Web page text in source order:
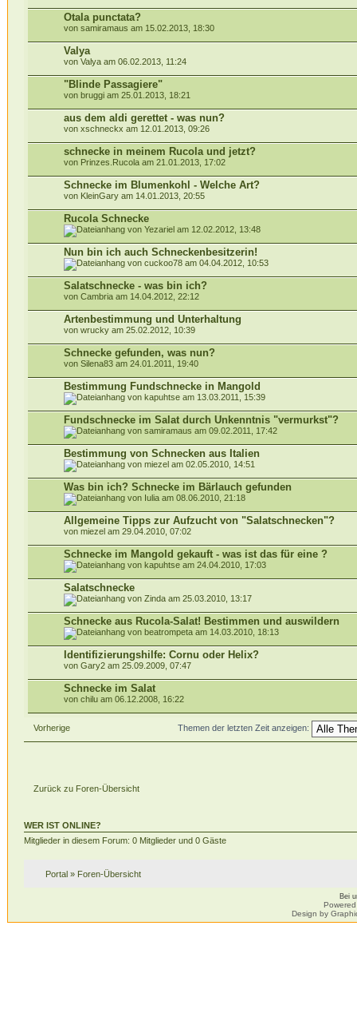
Otala punctata?
von samiramaus am 15.02.2013, 18:30
Valya
von Valya am 06.02.2013, 11:24
"Blinde Passagiere"
von bruggi am 25.01.2013, 18:21
aus dem aldi gerettet - was nun?
von xschneckx am 12.01.2013, 09:26
schnecke in meinem Rucola und jetzt?
von Prinzes.Rucola am 21.01.2013, 17:02
Schnecke im Blumenkohl - Welche Art?
von KleinGary am 14.01.2013, 20:55
Rucola Schnecke
von Yezariel am 12.02.2012, 13:48
Nun bin ich auch Schneckenbesitzerin!
von cuckoo78 am 04.04.2012, 10:53
Salatschnecke - was bin ich?
von Cambria am 14.04.2012, 22:12
Artenbestimmung und Unterhaltung
von wrucky am 25.02.2012, 10:39
Schnecke gefunden, was nun?
von Silena83 am 24.01.2011, 19:40
Bestimmung Fundschnecke in Mangold
von kapuhtse am 13.03.2011, 15:39
Fundschnecke im Salat durch Unkenntnis "vermurkst"?
von samiramaus am 09.02.2011, 17:42
Bestimmung von Schnecken aus Italien
von miezel am 02.05.2010, 14:51
Was bin ich? Schnecke im Bärlauch gefunden
von Iulia am 08.06.2010, 21:18
Allgemeine Tipps zur Aufzucht von "Salatschnecken"?
von miezel am 29.04.2010, 07:02
Schnecke im Mangold gekauft - was ist das für eine ?
von kapuhtse am 24.04.2010, 17:03
Salatschnecke
von Zinda am 25.03.2010, 13:17
Schnecke aus Rucola-Salat! Bestimmen und auswildern
von beatrompeta am 14.03.2010, 18:13
Identifizierungshilfe: Cornu oder Helix?
von Gary2 am 25.09.2009, 07:47
Schnecke im Salat
von chilu am 06.12.2008, 16:22
Vorherige Themen der letzten Zeit anzeigen:
Zurück zu Foren-Übersicht
WER IST ONLINE?
Mitglieder in diesem Forum: 0 Mitglieder und 0 Gäste
Portal» Foren-Übersicht
Bei
Design by